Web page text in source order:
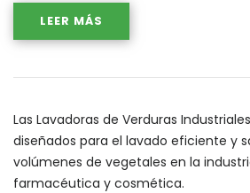
LEER MÁS
Las Lavadoras de Verduras
diseñados para el lavado eficiente y
volúmenes de vegetales en la
farmacéutica y cosmética.